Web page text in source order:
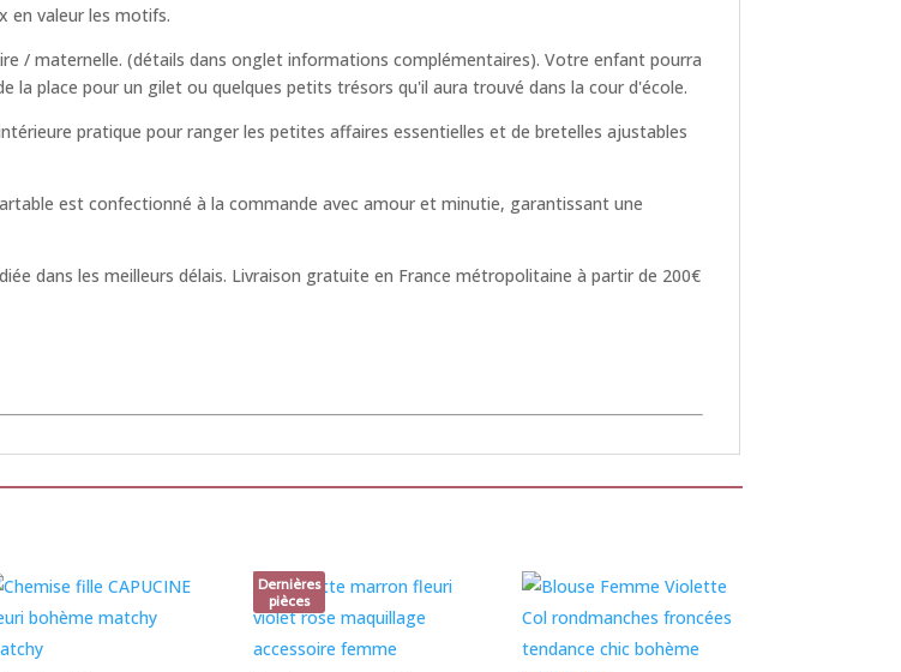
suite
en valeur les motifs.
/ maternelle. (détails dans onglet informations complémentaires). Votre enfant pourra
la place pour un gilet ou quelques petits trésors qu'il aura trouvé dans la cour d'école.
pratique pour ranger les petites affaires essentielles et de bretelles ajustables
est confectionné à la commande avec amour et minutie, garantissant une
dans les meilleurs délais. Livraison gratuite en France métropolitaine à partir de 200€
Dernières
pièces